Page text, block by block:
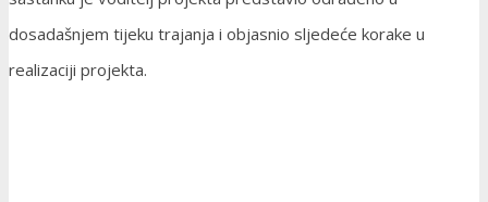
dosadašnjem tijeku trajanja i objasnio sljedeće korake u
realizaciji projekta.